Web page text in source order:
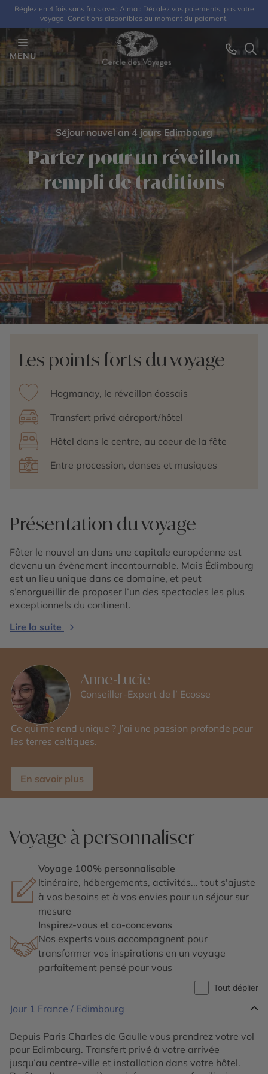
Réglez en 4 fois sans frais avec Alma : Décalez vos paiements, pas votre
voyage. Conditions disponibles au moment du paiement.
MENU
Séjour nouvel an 4 jours Edimbourg
Partez pour un réveillon
rempli de traditions
Les points forts du voyage
Hogmanay, le réveillon éossais
Transfert privé aéroport/hôtel
Hôtel dans le centre, au coeur de la fête
Entre procession, danses et musiques
Présentation du voyage
Fêter le nouvel an dans une capitale européenne est
devenu un évènement incontournable. Mais Édimbourg
est un lieu unique dans ce domaine, et peut
s’enorgueillir de proposer l’un des spectacles les plus
exceptionnels du continent.
Lire la suite
Anne-Lucie
Conseiller-Expert de l’ Ecosse
Ce qui me rend unique ? J’ai une passion profonde pour
les terres celtiques.
En savoir plus
Voyage à personnaliser
Voyage 100% personnalisable
Itinéraire, hébergements, activités... tout s'ajuste
à vos besoins et à vos envies pour un séjour sur
mesure
Inspirez-vous et co-concevons
Nos experts vous accompagnent pour
transformer vos inspirations en un voyage
parfaitement pensé pour vous
Tout déplier
Jour 1 France / Edimbourg
Depuis Paris Charles de Gaulle vous prendrez votre vol
pour Edimbourg. Transfert privé à votre arrivée
jusqu’au centre-ville et installation dans votre hôtel.